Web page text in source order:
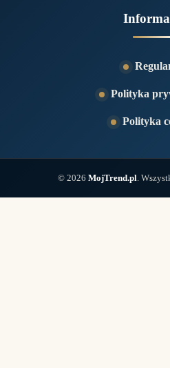
Polityka
Polityka
© 2026 MojTrend.pl .